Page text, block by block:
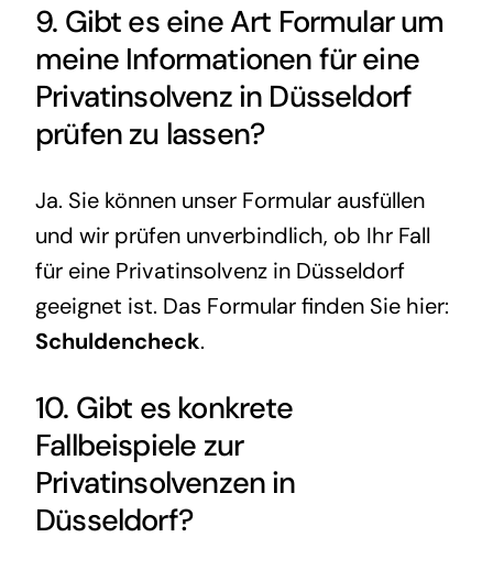
9. Gibt es eine Art Formular um
meine Informationen für eine
Privatinsolvenz in Düsseldorf
prüfen zu lassen?
Ja. Sie können unser Formular ausfüllen
und wir prüfen unverbindlich, ob Ihr Fall
für eine Privatinsolvenz in Düsseldorf
geeignet ist. Das Formular finden Sie hier:
Schuldencheck.
10. Gibt es konkrete
Fallbeispiele zur
Privatinsolvenzen in
Düsseldorf?